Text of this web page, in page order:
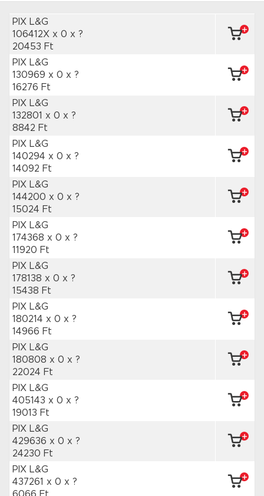
PIX L&G
106412X x 0 x ?
20453 Ft
PIX L&G
130969 x 0 x ?
16276 Ft
PIX L&G
132801 x 0 x ?
8842 Ft
PIX L&G
140294 x 0 x ?
14092 Ft
PIX L&G
144200 x 0 x ?
15024 Ft
PIX L&G
174368 x 0 x ?
11920 Ft
PIX L&G
178138 x 0 x ?
15438 Ft
PIX L&G
180214 x 0 x ?
14966 Ft
PIX L&G
180808 x 0 x ?
22024 Ft
PIX L&G
405143 x 0 x ?
19013 Ft
PIX L&G
429636 x 0 x ?
24230 Ft
PIX L&G
437261 x 0 x ?